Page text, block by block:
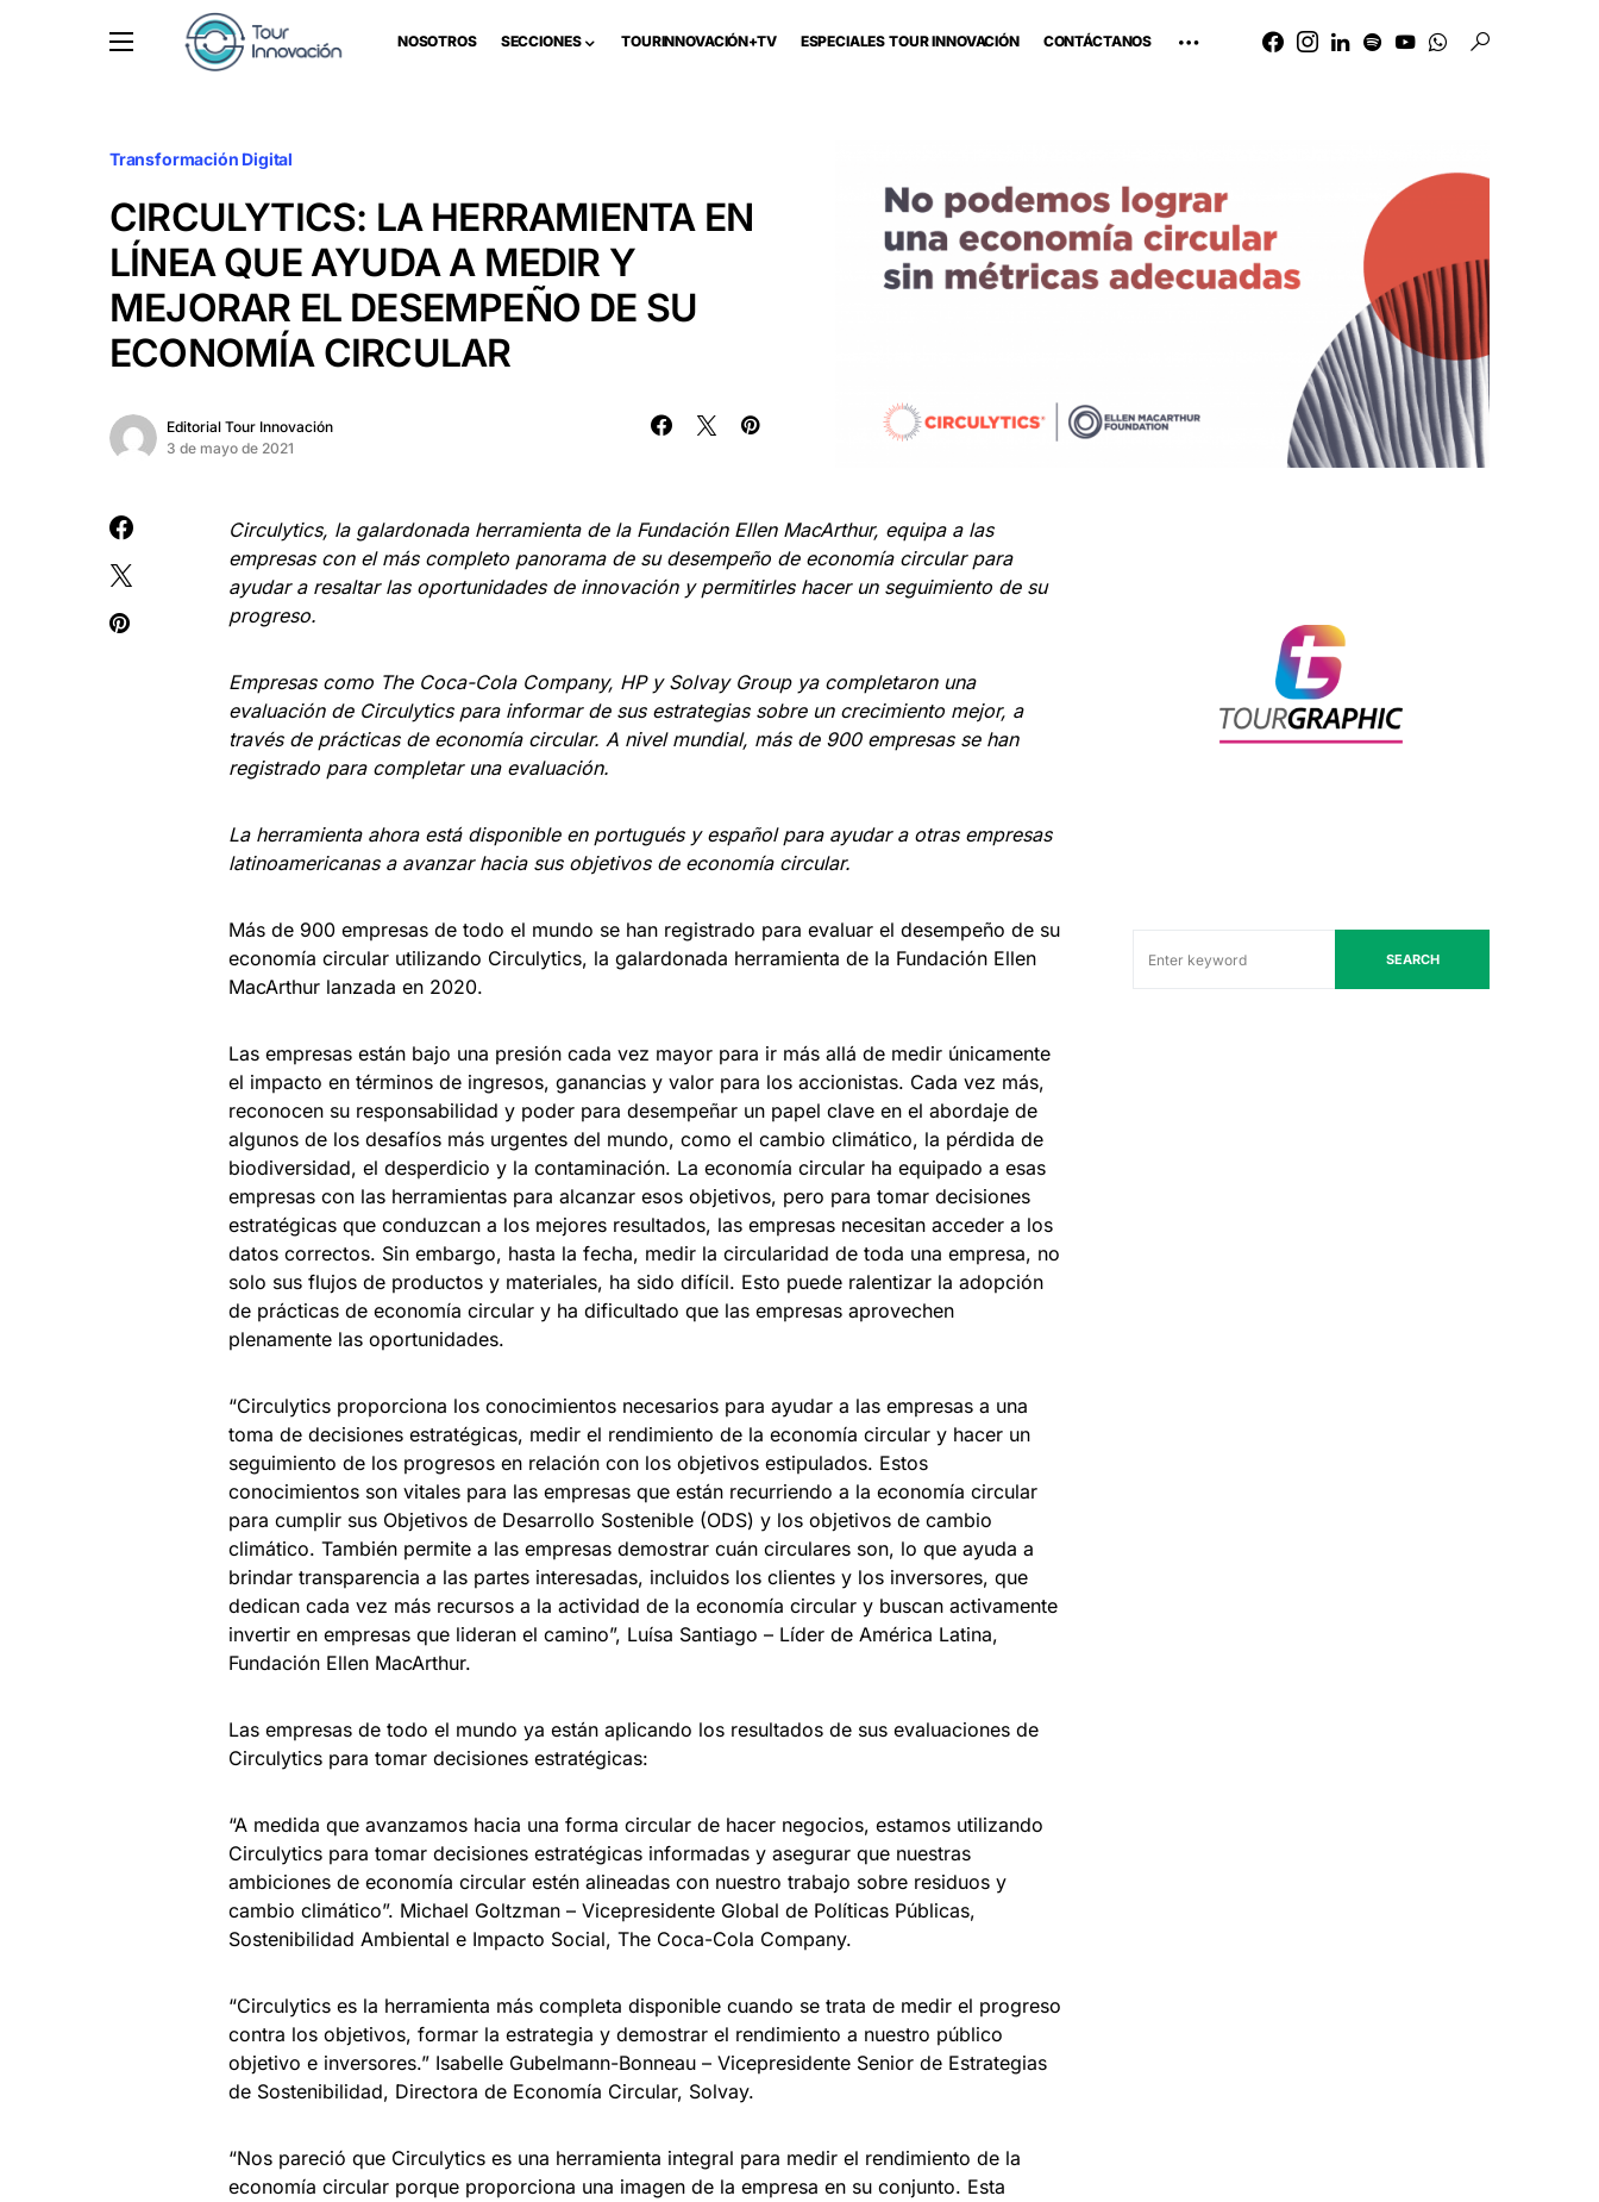
NOSOTROS SECCIONES TOURINNOVACIÓN+TV ESPECIALES TOUR INNOVACIÓN CONTÁCTANOS
Transformación Digital
CIRCULYTICS: LA HERRAMIENTA EN
LÍNEA QUE AYUDA A MEDIR Y
MEJORAR EL DESEMPEÑO DE SU
ECONOMÍA CIRCULAR
Editorial Tour Innovación
3 de mayo de 2021
Circulytics, la galardonada herramienta de la Fundación Ellen MacArthur, equipa a las
empresas con el más completo panorama de su desempeño de economía circular para
ayudar a resaltar las oportunidades de innovación y permitirles hacer un seguimiento de su
progreso.
Empresas como The Coca-Cola Company, HP y Solvay Group ya completaron una
evaluación de Circulytics para informar de sus estrategias sobre un crecimiento mejor, a
través de prácticas de economía circular. A nivel mundial, más de 900 empresas se han
registrado para completar una evaluación.
La herramienta ahora está disponible en portugués y español para ayudar a otras empresas
latinoamericanas a avanzar hacia sus objetivos de economía circular.
Más de 900 empresas de todo el mundo se han registrado para evaluar el desempeño de su
economía circular utilizando Circulytics, la galardonada herramienta de la Fundación Ellen
MacArthur lanzada en 2020.
Las empresas están bajo una presión cada vez mayor para ir más allá de medir únicamente
el impacto en términos de ingresos, ganancias y valor para los accionistas. Cada vez más,
reconocen su responsabilidad y poder para desempeñar un papel clave en el abordaje de
algunos de los desafíos más urgentes del mundo, como el cambio climático, la pérdida de
biodiversidad, el desperdicio y la contaminación. La economía circular ha equipado a esas
empresas con las herramientas para alcanzar esos objetivos, pero para tomar decisiones
estratégicas que conduzcan a los mejores resultados, las empresas necesitan acceder a los
datos correctos. Sin embargo, hasta la fecha, medir la circularidad de toda una empresa, no
solo sus flujos de productos y materiales, ha sido difícil. Esto puede ralentizar la adopción
de prácticas de economía circular y ha dificultado que las empresas aprovechen
plenamente las oportunidades.
“Circulytics proporciona los conocimientos necesarios para ayudar a las empresas a una
toma de decisiones estratégicas, medir el rendimiento de la economía circular y hacer un
seguimiento de los progresos en relación con los objetivos estipulados. Estos
conocimientos son vitales para las empresas que están recurriendo a la economía circular
para cumplir sus Objetivos de Desarrollo Sostenible (ODS) y los objetivos de cambio
climático. También permite a las empresas demostrar cuán circulares son, lo que ayuda a
brindar transparencia a las partes interesadas, incluidos los clientes y los inversores, que
dedican cada vez más recursos a la actividad de la economía circular y buscan activamente
invertir en empresas que lideran el camino”, Luísa Santiago – Líder de América Latina,
Fundación Ellen MacArthur.
Las empresas de todo el mundo ya están aplicando los resultados de sus evaluaciones de
Circulytics para tomar decisiones estratégicas:
“A medida que avanzamos hacia una forma circular de hacer negocios, estamos utilizando
Circulytics para tomar decisiones estratégicas informadas y asegurar que nuestras
ambiciones de economía circular estén alineadas con nuestro trabajo sobre residuos y
cambio climático”. Michael Goltzman – Vicepresidente Global de Políticas Públicas,
Sostenibilidad Ambiental e Impacto Social, The Coca-Cola Company.
“Circulytics es la herramienta más completa disponible cuando se trata de medir el progreso
contra los objetivos, formar la estrategia y demostrar el rendimiento a nuestro público
objetivo e inversores.” Isabelle Gubelmann-Bonneau – Vicepresidente Senior de Estrategias
de Sostenibilidad, Directora de Economía Circular, Solvay.
“Nos pareció que Circulytics es una herramienta integral para medir el rendimiento de la
economía circular porque proporciona una imagen de la empresa en su conjunto. Esta
SEARCH